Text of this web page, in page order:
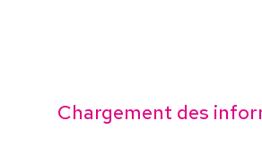
Chargement des